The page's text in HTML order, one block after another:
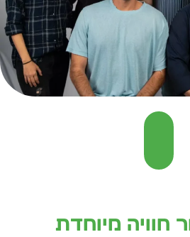
חוויה מיוחדת